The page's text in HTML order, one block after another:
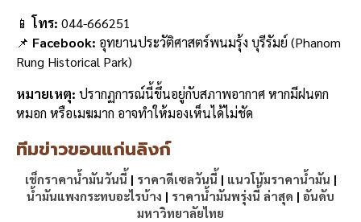
📱โทร: 044-666251
📌 Facebook: อุทยานประวัติศาสตร์พนมรุ้ง บุรีรัมย์ (Phanom
Rung Historical Park)
หมายเหตุ: ปรากฏการณ์นี้ขึ้นอยู่กับสภาพอากาศ หากมีฝนตก
หมอก หรือเมฆมาก อาจทำให้มองเห็นได้ไม่ชัด
ทีมข่าวขอนแก่นลิงก์
เช็กราคาน้ำมันวันนี้ | ราคาดีเซลวันนี้ | แนวโน้มราคาน้ำมัน |
น้ำมันแพงกระทบอะไรบ้าง | ราคาน้ำมันพรุ่งนี้ ล่าสุด | อันดับ
มหาวิทยาลัยไทย